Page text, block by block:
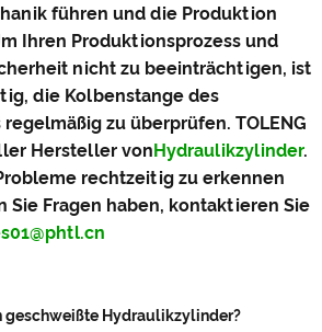
führen und die Produktion
Ihren Produktionsprozess und
nicht zu beeinträchtigen, ist
die Kolbenstange des
zu überprüfen. TOLENG
Hersteller vonHydraulikzylinder.
rechtzeitig zu erkennen
Sie Fragen haben, kontaktieren Sie
geschweißte Hydraulikzylinder?